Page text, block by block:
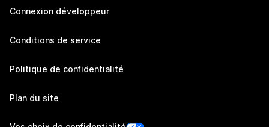
Connexion développeur
Conditions de service
Politique de confidentialité
Plan du site